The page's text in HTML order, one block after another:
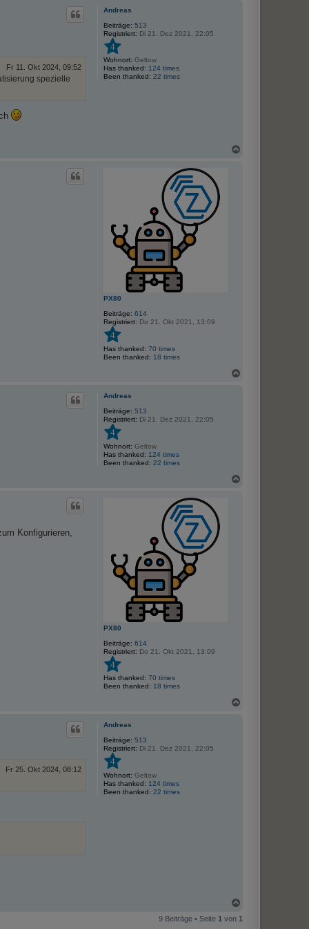
Andreas
Beiträge: 513
Registriert: Di 21. Dez 2021, 22:05
4
Wohnort: Geltow
Has thanked: 124 times
Been thanked: 22 times
Fr 11. Okt 2024, 09:52
spezielle
PX80
Beiträge: 614
Registriert: Do 21. Okt 2021, 13:09
4
Has thanked: 70 times
Been thanked: 18 times
Andreas
Beiträge: 513
Registriert: Di 21. Dez 2021, 22:05
4
Wohnort: Geltow
Has thanked: 124 times
Been thanked: 22 times
PX80
Beiträge: 614
Registriert: Do 21. Okt 2021, 13:09
4
Has thanked: 70 times
Been thanked: 18 times
Konfigurieren,
Andreas
Beiträge: 513
Registriert: Di 21. Dez 2021, 22:05
4
Wohnort: Geltow
Has thanked: 124 times
Been thanked: 22 times
Fr 25. Okt 2024, 08:12
c
9 Beiträge • Seite 1 von 1